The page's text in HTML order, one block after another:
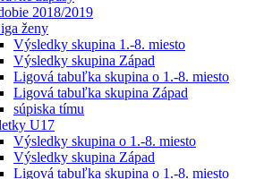
2018/2019
ženy
Výsledky skupina 1.-8. miesto
Výsledky skupina Západ
Ligová tabuľka skupina o 1.-8. miesto
Ligová tabuľka skupina Západ
súpiska tímu
U17
Výsledky skupina o 1.-8. miesto
Výsledky skupina Západ
Ligová tabuľka skupina o 1.-8. miesto